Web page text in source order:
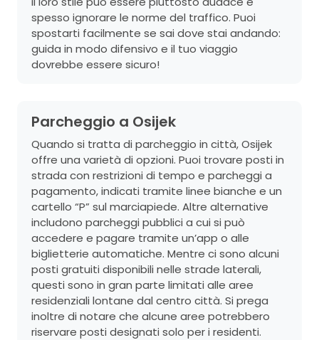
spesso ignorare le norme del traffico. Puoi
spostarti facilmente se sai dove stai andando:
guida in modo difensivo e il tuo viaggio
dovrebbe essere sicuro!
Parcheggio a Osijek
Quando si tratta di parcheggio in città, Osijek
offre una varietà di opzioni. Puoi trovare posti in
strada con restrizioni di tempo e parcheggi a
pagamento, indicati tramite linee bianche e un
cartello “P” sul marciapiede. Altre alternative
includono parcheggi pubblici a cui si può
accedere e pagare tramite un’app o alle
biglietterie automatiche. Mentre ci sono alcuni
posti gratuiti disponibili nelle strade laterali,
questi sono in gran parte limitati alle aree
residenziali lontane dal centro città. Si prega
inoltre di notare che alcune aree potrebbero
riservare posti designati solo per i residenti.